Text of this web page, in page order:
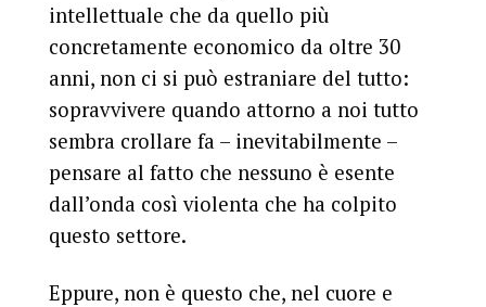
intellettuale che da quello più
concretamente economico da oltre 30
anni, non ci si può estraniare del tutto:
sopravvivere quando attorno a noi tutto
sembra crollare fa – inevitabilmente –
pensare al fatto che nessuno è esente
dall’onda così violenta che ha colpito
questo settore.
Eppure, non è questo che, nel cuore e